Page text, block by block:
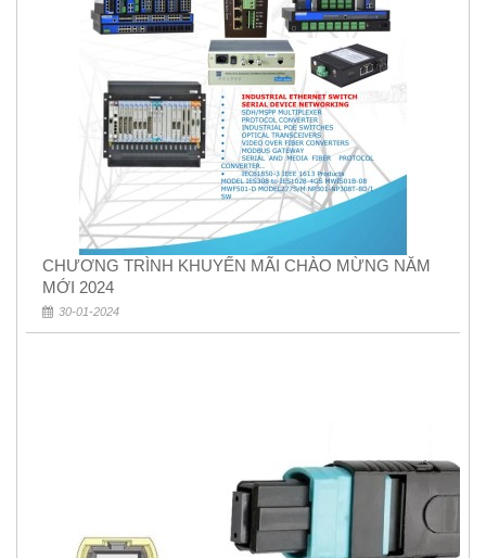
CHƯƠNG TRÌNH KHUYẾN MÃI CHÀO MỪNG NĂM
MỚI 2024
30-01-2024